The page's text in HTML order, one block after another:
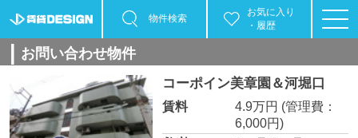
物件検索
お気に入り
・履歴
お問い合わせ物件
コーポイン美章園＆河堀口
賃料 4.9万円 (管理費：
6,000円)